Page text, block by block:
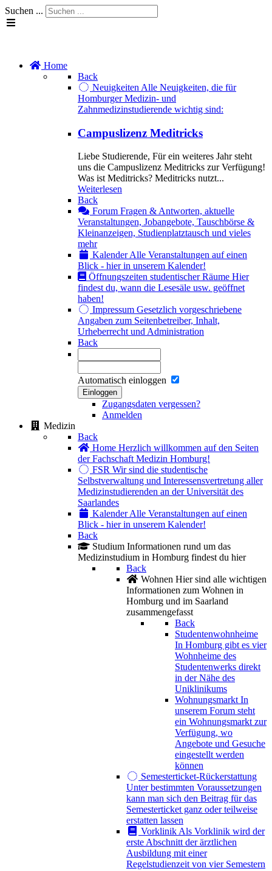
Suchen ...
Home
Back
Neuigkeiten Alle Neuigkeiten, die für
Homburger Medizin- und
Zahnmedizinstudierende wichtig sind:
Campuslizenz Meditricks
Liebe Studierende, Für ein weiteres Jahr steht
uns die Campuslizenz Meditricks zur Verfügung!
Was ist Meditricks? Meditricks nutzt...
Weiterlesen
Back
Forum Fragen & Antworten, aktuelle
Veranstaltungen, Jobangebote, Tauschbörse &
Kleinanzeigen, Studienplatztausch und vieles
mehr
KalenderAlle Veranstaltungen auf einen
Blick - hier in unserem Kalender!
Öffnungszeiten studentischer Räume Hier
findest du, wann die Lesesäle usw. geöffnet
haben!
Impressum Gesetzlich vorgeschriebene
Angaben zum Seitenbetreiber, Inhalt,
Urheberrecht und Administration
Back
Automatisch einloggen
Einloggen
Zugangsdaten vergessen?
Anmelden
Medizin
Back
Home Herzlich willkommen auf den Seiten
der Fachschaft Medizin Homburg!
FSR Wir sind die studentische
Selbstverwaltung und Interessensvertretung aller
Medizinstudierenden an der Universität des
Saarlandes
KalenderAlle Veranstaltungen auf einen
Blick - hier in unserem Kalender!
Back
Studium Informationen rund um das
Medizinstudium in Homburg findest du hier
Back
Wohnen Hier sind alle wichtigen
Informationen zum Wohnen in
Homburg und im Saarland
zusammengefasst
Back
Studentenwohnheime
In Homburg gibt es vier
Wohnheime des
Studentenwerks direkt
in der Nähe des
Uniklinikums
Wohnungsmarkt In
unserem Forum steht
ein Wohnungsmarkt zur
Verfügung, wo
Angebote und Gesuche
eingestellt werden
können
Semesterticket-Rückerstattung
Unter bestimmten Voraussetzungen
kann man sich den Beitrag für das
Semesterticket ganz oder teilweise
erstatten lassen
VorklinikAls Vorklinik wird der
erste Abschnitt der ärztlichen
Ausbildung mit einer
Regelstudienzeit von vier Semestern